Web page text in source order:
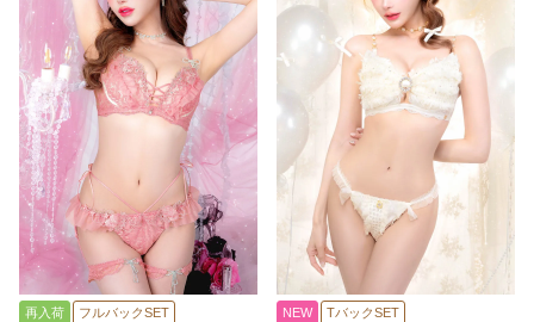
再入荷
フルバックSET
NEW TバックSET